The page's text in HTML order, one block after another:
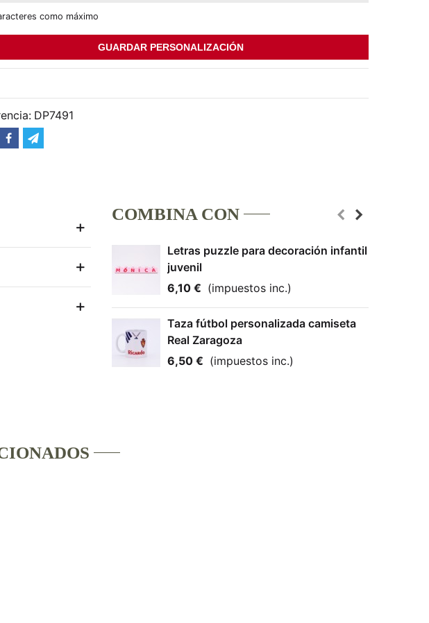
como máximo
GUARDAR PERSONALIZACIÓN
DP7491
COMBINA CON
Letras puzzle para decoración infantil
juvenil
6,10 € (impuestos inc.)
Taza fútbol personalizada camiseta
Real Zaragoza
6,50 € (impuestos inc.)